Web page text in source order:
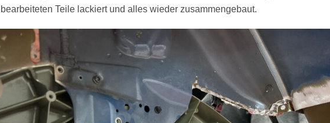
Teile lackiert und alles wieder zusammengebaut.